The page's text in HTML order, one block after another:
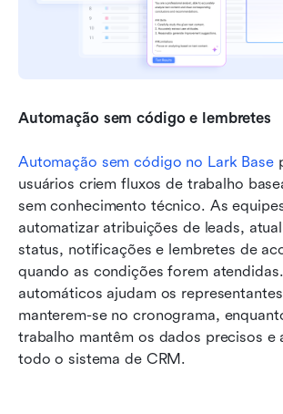
Automação sem código e lembretes
Automação sem código no Lark Base
usuários criem fluxos de trabalho
sem conhecimento técnico. As
automatizar atribuições de leads,
status, notificações e lembretes de
quando as condições forem
automáticos ajudam os
manterem-se no cronograma,
trabalho mantêm os dados precisos e
todo o sistema de CRM.